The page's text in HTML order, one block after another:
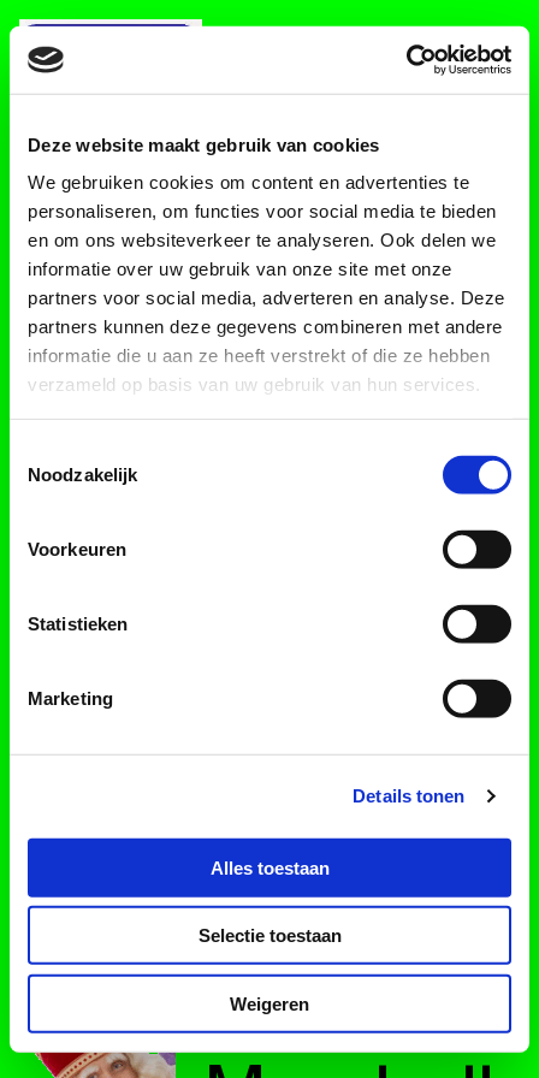
Deze website maakt gebruik van cookies
We gebruiken cookies om content en advertenties te
personaliseren, om functies voor social media te bieden
en om ons websiteverkeer te analyseren. Ook delen we
informatie over uw gebruik van onze site met onze
partners voor social media, adverteren en analyse. Deze
partners kunnen deze gegevens combineren met andere
informatie die u aan ze heeft verstrekt of die ze hebben
verzameld op basis van uw gebruik van hun services.
Noodzakelijk
Voorkeuren
Statistieken
Marketing
Details tonen
Alles toestaan
Selectie toestaan
Weigeren
Powered by